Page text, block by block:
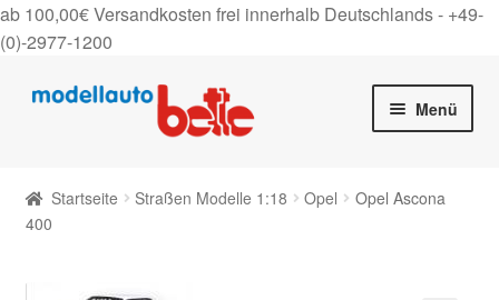
ab 100,00€ Versandkosten frei innerhalb Deutschlands - +49-
(0)-2977-1200
Zur
Zum
Menü
Shop
Gutscheine
Startseite Straßen Modelle 1:18 Opel
Opel Ascona
400